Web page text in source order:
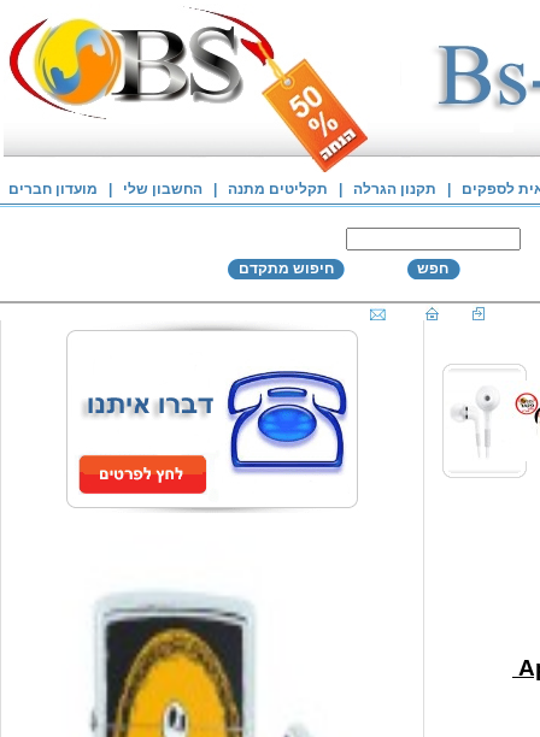
לספקים תקנון הגרלה תקליטים מתנה החשבון שלי מועדון חברים
חפש חיפוש מתקדם